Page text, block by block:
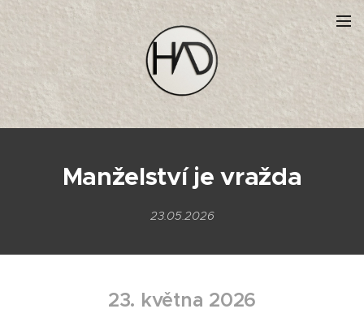
Manželství je vražda
23.05.2026
23. května 2026